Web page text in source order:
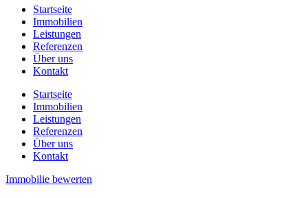
Startseite
Immobilien
Leistungen
Referenzen
Über uns
Kontakt
Startseite
Immobilien
Leistungen
Referenzen
Über uns
Kontakt
Immobilie bewerten